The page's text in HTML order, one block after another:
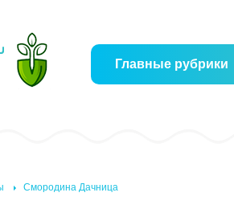
Главные рубрики
Смородина Дачница